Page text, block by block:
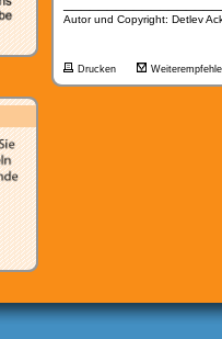
Autor und Copyright: Detlev
Drucken